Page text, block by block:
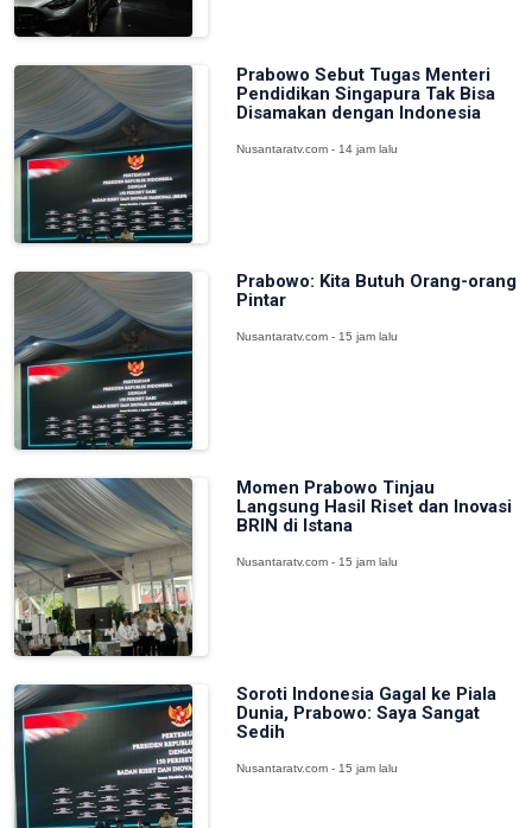
Prabowo Sebut Tugas Menteri
Pendidikan Singapura Tak Bisa
Disamakan dengan Indonesia
Nusantaratv.com - 14 jam lalu
Prabowo: Kita Butuh Orang-orang
Pintar
Nusantaratv.com - 15 jam lalu
Momen Prabowo Tinjau
Langsung Hasil Riset dan Inovasi
BRIN di Istana
Nusantaratv.com - 15 jam lalu
Soroti Indonesia Gagal ke Piala
Dunia, Prabowo: Saya Sangat
Sedih
Nusantaratv.com - 15 jam lalu